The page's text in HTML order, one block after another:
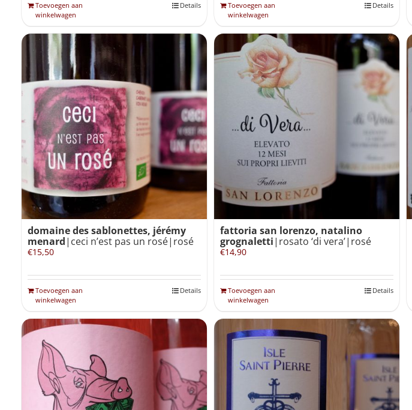
Toevoegen aan
winkelwagen
Details
Toevoegen aan
winkelwagen
Details
domaine des sablonettes, jérémy
menard|ceci n’est pas un rosé|rosé
€15,50
Toevoegen aan
winkelwagen
Details
fattoria san lorenzo, natalino
grognaletti|rosato ‘di vera’|rosé
€14,90
Toevoegen aan
winkelwagen
Details